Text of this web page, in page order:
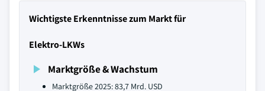
Wichtigste Erkenntnisse zum Markt für
Elektro-LKWs
Marktgröße & Wachstum
Marktgröße 2025: 83,7 Mrd. USD